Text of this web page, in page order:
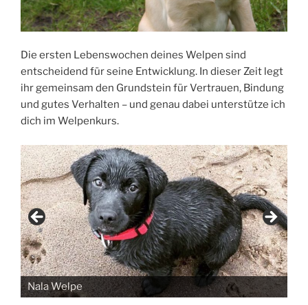
Die ersten Lebenswochen deines Welpen sind
entscheidend für seine Entwicklung. In dieser Zeit legt
ihr gemeinsam den Grundstein für Vertrauen, Bindung
und gutes Verhalten – und genau dabei unterstütze ich
dich im Welpenkurs.
Nala Welpe
Olsen Welpe